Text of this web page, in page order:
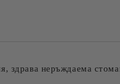
работния ден.
здрава неръждаема